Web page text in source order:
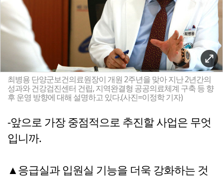
최병용 단양군보건의료원장이 개원 2주년을 맞아 지난 2년간의
성과와 건강검진센터 건립, 지역완결형 공공의료체계 구축 등 향
후 운영 방향에 대해 설명하고 있다.(사진=이정학 기자)
-앞으로 가장 중점적으로 추진할 사업은 무엇
입니까.
▲응급실과 입원실 기능을 더욱 강화하는 것